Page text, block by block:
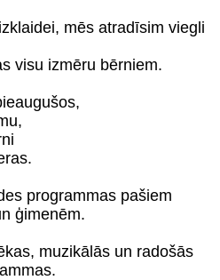
mēs atradīsim viegli
visu izmēru bērniem.
programmas pašiem
ģimenēm.
muzikālās un radošās